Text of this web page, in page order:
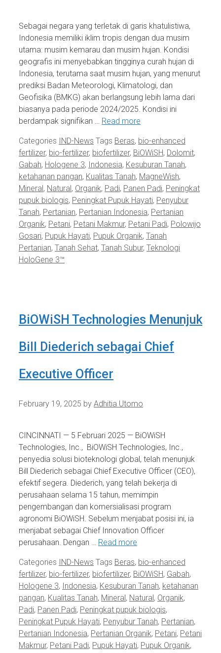
Sebagai negara yang terletak di garis khatulistiwa,
Indonesia memiliki iklim tropis dengan dua musim
utama: musim kemarau dan musim hujan. Kondisi
geografis ini menyebabkan tingginya curah hujan di
Indonesia, terutama saat musim hujan, yang menurut
prediksi Badan Meteorologi, Klimatologi, dan
Geofisika (BMKG) akan berlangsung lebih lama dari
biasanya pada periode 2024/2025. Kondisi ini
berdampak signifikan … Read more
Categories IND-News Tags Beras, bio-enhanced
fertilizer, bio-fertilizer, biofertilizer, BiOWiSH, Dolomit,
Gabah, Hologene 3, Indonesia, Kesuburan Tanah,
ketahanan pangan, Kualitas Tanah, MagneWish,
Mineral , Natural , Organik, Padi, Panen Padi, Peningkat
pupuk biologis, Peningkat Pupuk Hayati, Penyubur
Tanah, Pertanian, Pertanian Indonesia, Pertanian
Organik, Petani, Petani Makmur, Petani Padi, Polowijo
Gosari, Pupuk Hayati, Pupuk Organik, Tanah
Pertanian, Tanah Sehat, Tanah Subur, Teknologi
HoloGene 3™
BiOWiSH Technologies Menunjuk
Bill Diederich sebagai Chief
Executive Officer
February 19, 2025 by Adhitia Utomo
CINCINNATI — 5 Februari 2025 — BiOWiSH
Technologies, Inc., BiOWiSH Technologies, Inc.,
penyedia solusi bioteknologi global, telah menunjuk
Bill Diederich sebagai Chief Executive Officer (CEO),
efektif segera. Diederich, yang telah bekerja di
perusahaan selama 15 tahun, memimpin
pengembangan dan komersialisasi program
agronomi BiOWiSH. Sebelum menjabat posisi ini, ia
menjabat sebagai Chief Innovation Officer
perusahaan. Dengan … Read more
Categories IND-News Tags Beras, bio-enhanced
fertilizer, bio-fertilizer, biofertilizer, BiOWiSH, Gabah,
Hologene 3, Indonesia, Kesuburan Tanah, ketahanan
pangan, Kualitas Tanah, Mineral, Natural, Organik,
Padi, Panen Padi, Peningkat pupuk biologis,
Peningkat Pupuk Hayati, Penyubur Tanah, Pertanian,
Pertanian Indonesia, Pertanian Organik, Petani, Petani
Makmur, Petani Padi, Pupuk Hayati, Pupuk Organik,